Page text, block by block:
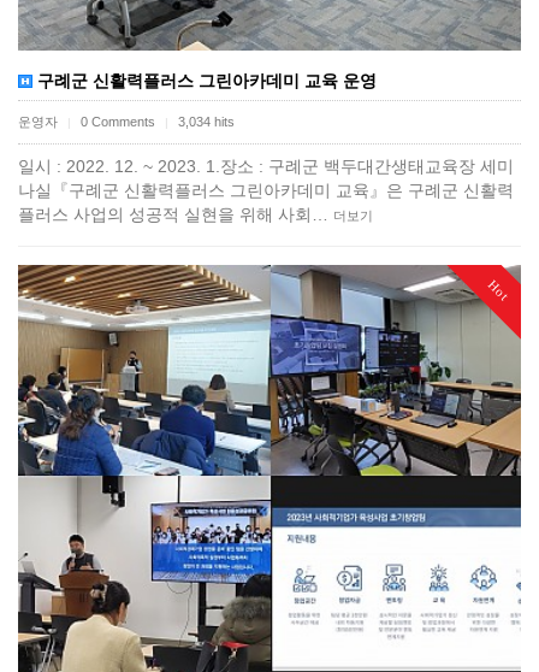
구례군 신활력플러스 그린아카데미 교육 운영
운영자 | 0 Comments | 3,034 hits
일시 : 2022. 12. ~ 2023. 1.장소 : 구례군 백두대간생태교육장 세미
나실『구례군 신활력플러스 그린아카데미 교육』은 구례군 신활력
플러스 사업의 성공적 실현을 위해 사회…
더보기
Hot